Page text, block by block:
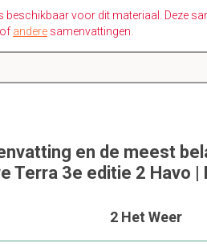
beschikbaar voor dit materiaal. Deze
of andere samenvattingen.
en de meest
Terra 3e editie 2 Havo |
2 Het Weer